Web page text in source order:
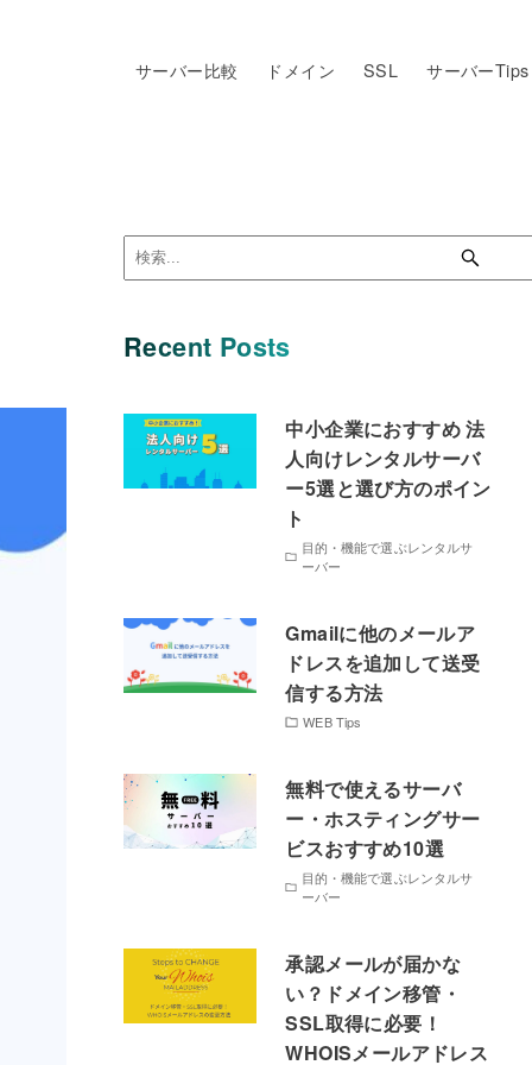
サーバー比較 ドメイン SSL サーバーTips
Recent Posts
中小企業におすすめ 法
人向けレンタルサーバ
ー5選と選び方のポイン
ト
目的・機能で選ぶレンタルサ
ーバー
Gmailに他のメールア
ドレスを追加して送受
信する方法
WEB Tips
無料で使えるサーバ
ー・ホスティングサー
ビスおすすめ10選
目的・機能で選ぶレンタルサ
ーバー
承認メールが届かな
い？ドメイン移管・
SSL取得に必要！
WHOISメールアドレス